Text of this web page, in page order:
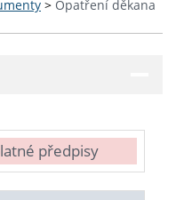
> Opatření děkana
předpisy